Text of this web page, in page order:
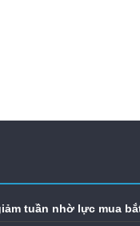
tuần nhờ lực mua